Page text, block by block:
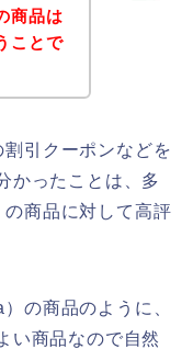
商品は
ことで
引クーポンなどを
かったことは、多
商品に対して高評
の商品のように、
い商品なので自然